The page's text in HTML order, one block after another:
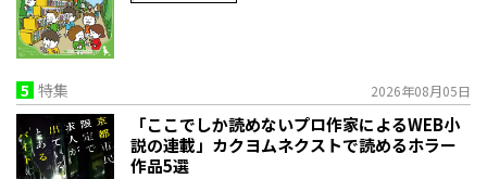
5 特集 2026年08月05日
「ここでしか読めないプロ作家によるWEB小
説の連載」――カクヨムネクストで読めるホラー
作品5選